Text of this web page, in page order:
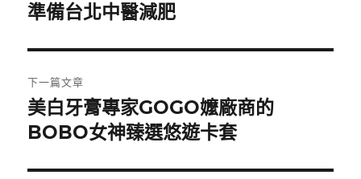
導
覽
一
文
章:
準備台北中醫減肥
下一篇文章
下
一
文
美白牙膏專家GOGO嬤廠商的
BOBO女神臻選悠遊卡套